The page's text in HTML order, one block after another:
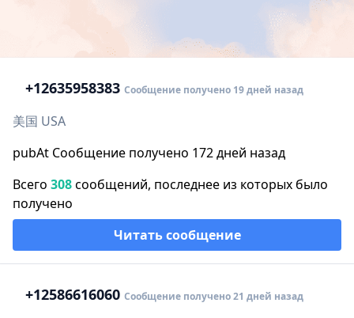
+12635958383 Сообщение получено 19 дней назад
美国 USA
pubAt Сообщение получено 172 дней назад
Всего 308сообщений, последнее из которых было
получено
Читать сообщение
+12586616060 Сообщение получено 21 дней назад